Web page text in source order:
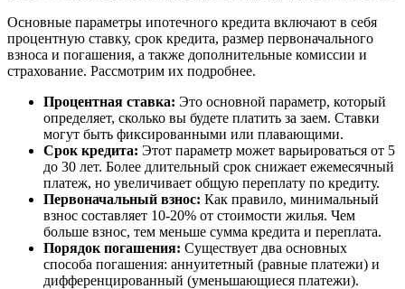
Основные параметры ипотечного кредита включают в себя
процентную ставку, срок кредита, размер первоначального
взноса и погашения, а также дополнительные комиссии и
страхование. Рассмотрим их подробнее.
Процентная ставка: Это основной параметр, который
определяет, сколько вы будете платить за заем. Ставки
могут быть фиксированными или плавающими.
Срок кредита: Этот параметр может варьироваться от 5
до 30 лет. Более длительный срок снижает ежемесячный
платеж, но увеличивает общую переплату по кредиту.
Первоначальный взнос: Как правило, минимальный
взнос составляет 10-20% от стоимости жилья. Чем
больше взнос, тем меньше сумма кредита и переплата.
Порядок погашения: Существует два основных
способа погашения: аннуитетный (равные платежи) и
дифференцированный (уменьшающиеся платежи).